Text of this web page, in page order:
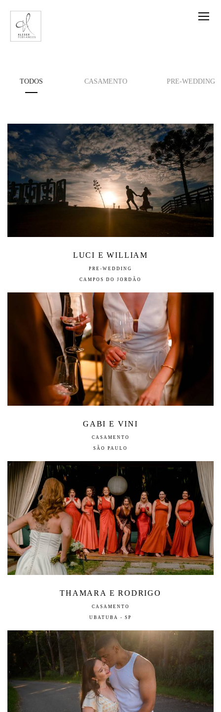
TODOS CASAMENTO PRE-WEDDING
LUCI E WILLIAM
PRE-WEDDING
CAMPOS DO JORDÃO
GABI E VINI
CASAMENTO
SÃO PAULO
THAMARA E RODRIGO
CASAMENTO
UBATUBA - SP